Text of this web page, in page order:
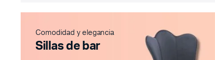
Comodidad y elegancia
Sillas de bar